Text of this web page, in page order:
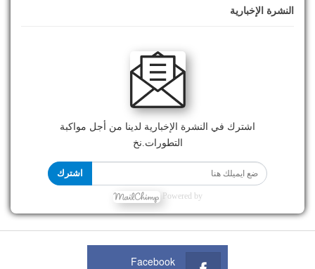
النشرة الإخبارية
اشترك في النشرة الإخبارية لدينا من أجل مواكبة
التطورات.نخ
اشترك
Powered by
Facebook